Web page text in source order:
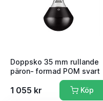
Doppsko 35 mm rullande
päron- formad POM svart
1 055 kr Köp